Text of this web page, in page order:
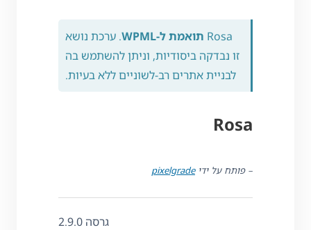
Rosa תואמת ל-WPML
. ערכת נושא
זו נבדקה ביסודיות, וניתן להשתמש בה
לבניית אתרים רב-לשוניים ללא בעיות.
Rosa
– פותח על ידיpixelgrade
גרסה 2.9.0